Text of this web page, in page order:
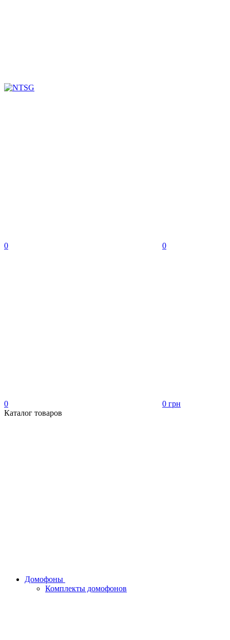
0 0
0
0 грн
Каталог товаров
Домофоны
Комплекты домофонов